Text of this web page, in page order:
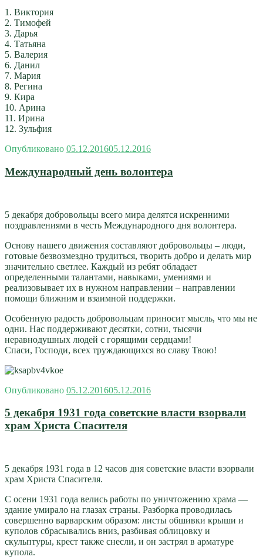
1. Виктория
2. Тимофей
3. Дарья
4. Татьяна
5. Валерия
6. Данил
7. Мария
8. Регина
9. Кира
10. Арина
11. Ирина
12. Зульфия
Опубликовано 05.12.201605.12.2016
Международный день волонтера
5 декабря добровольцы всего мира делятся искренними
поздравлениями в честь Международного дня волонтера.
Основу нашего движения составляют добровольцы – люди,
готовые безвозмездно трудиться, творить добро и делать мир
значительно светлее. Каждый из ребят обладает
определенными талантами, навыками, умениями и
реализовывает их в нужном направлении – направлении
помощи ближним и взаимной поддержки.
Особенную радость добровольцам приносит мысль, что мы не
одни. Нас поддерживают десятки, сотни, тысячи
неравнодушных людей с горящими сердцами!
Спаси, Господи, всех труждающихся во славу Твою!
Опубликовано 05.12.201605.12.2016
5 декабря 1931 года советские власти взорвали
храм Христа Спасителя
5 декабря 1931 года в 12 часов дня советские власти взорвали
храм Христа Спасителя.
С осени 1931 года велись работы по уничтожению храма —
здание умирало на глазах страны. Разборка проводилась
совершенно варварским образом: листы обшивки крыши и
куполов сбрасывались вниз, разбивая облицовку и
скульптуры, крест также снесли, и он застрял в арматуре
купола.